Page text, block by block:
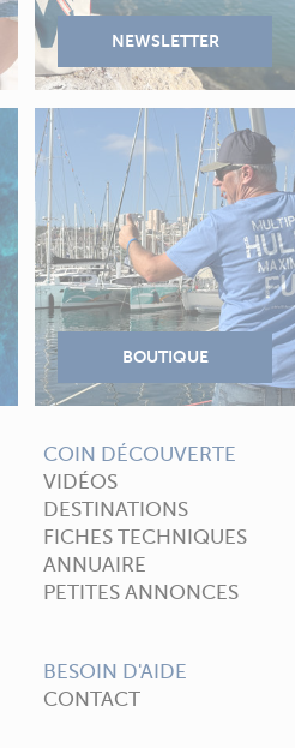
COIN DÉCOUVERTE
VIDÉOS
DESTINATIONS
FICHES TECHNIQUES
ANNUAIRE
PETITES ANNONCES
BESOIN D'AIDE
CONTACT